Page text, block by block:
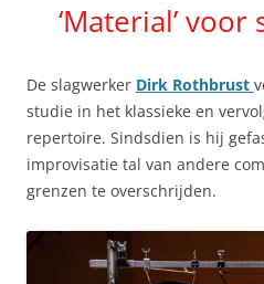
‘Material’
De slagwerker Dirk Rothbrust
studie in het klassieke en
repertoire. Sindsdien is hij
improvisatie tal van andere
grenzen te overschrijden.